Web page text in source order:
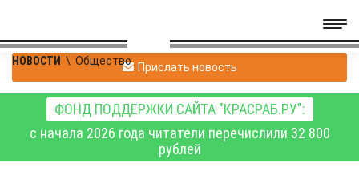
НОВОСТИ \ Общество Прислать новость
ФОНД ПОДДЕРЖКИ САЙТА "КРАСРАБ.РУ":
с начала 2026 года читатели перечислили 32 800
рублей